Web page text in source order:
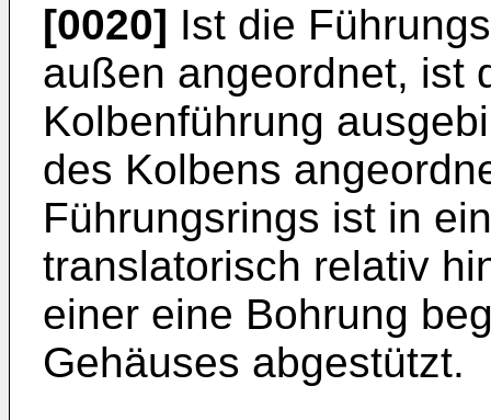
[0020] Ist die
außen angeordnet, ist
Kolbenführung
des Kolbens
Führungsrings ist in
translatorisch relativ
einer eine Bohrung
Gehäuses abgestützt.